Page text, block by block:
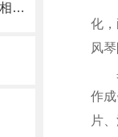
制定耐高温风琴防护罩维护计划的相关策略
化
风
作
片